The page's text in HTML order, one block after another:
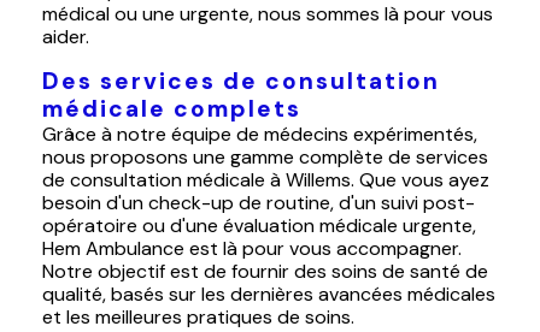
médical ou une urgente, nous sommes là pour vous
aider.
Des services de consultation
médicale complets
Grâce à notre équipe de médecins expérimentés,
nous proposons une gamme complète de services
de consultation médicale à Willems. Que vous ayez
besoin d'un check-up de routine, d'un suivi post-
opératoire ou d'une évaluation médicale urgente,
Hem Ambulance est là pour vous accompagner.
Notre objectif est de fournir des soins de santé de
qualité, basés sur les dernières avancées médicales
et les meilleures pratiques de soins.